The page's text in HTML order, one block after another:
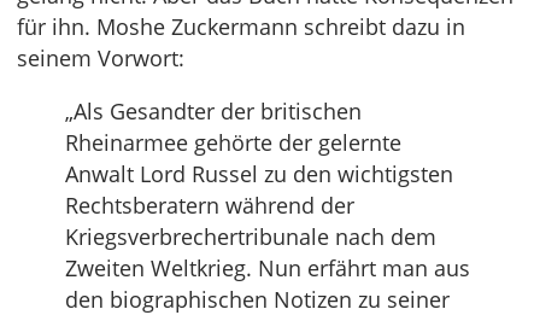
für ihn. Moshe Zuckermann schreibt dazu in
seinem Vorwort:
„Als Gesandter der britischen
Rheinarmee gehörte der gelernte
Anwalt Lord Russel zu den wichtigsten
Rechtsberatern während der
Kriegsverbrechertribunale nach dem
Zweiten Weltkrieg. Nun erfährt man aus
den biographischen Notizen zu seiner